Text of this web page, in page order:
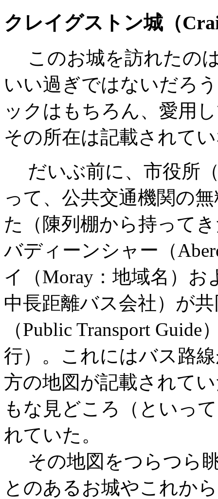
クレイグストン城（
このお城を訪れたの
いい過ぎではないだろ
ックはもちろん、愛用
その所在は記載されて
だいぶ前に、市役所（
って、公共交通機関の
た（陳列棚から持って
バディーンシャー（
イ（Moray：地域名）お
中長距離バス会社）が
（Public Transport
行）。これにはバス路
方の地図が記載されて
もな見どころ（といっ
れていた。
その地図をつらつら
とのあるお城やこれか